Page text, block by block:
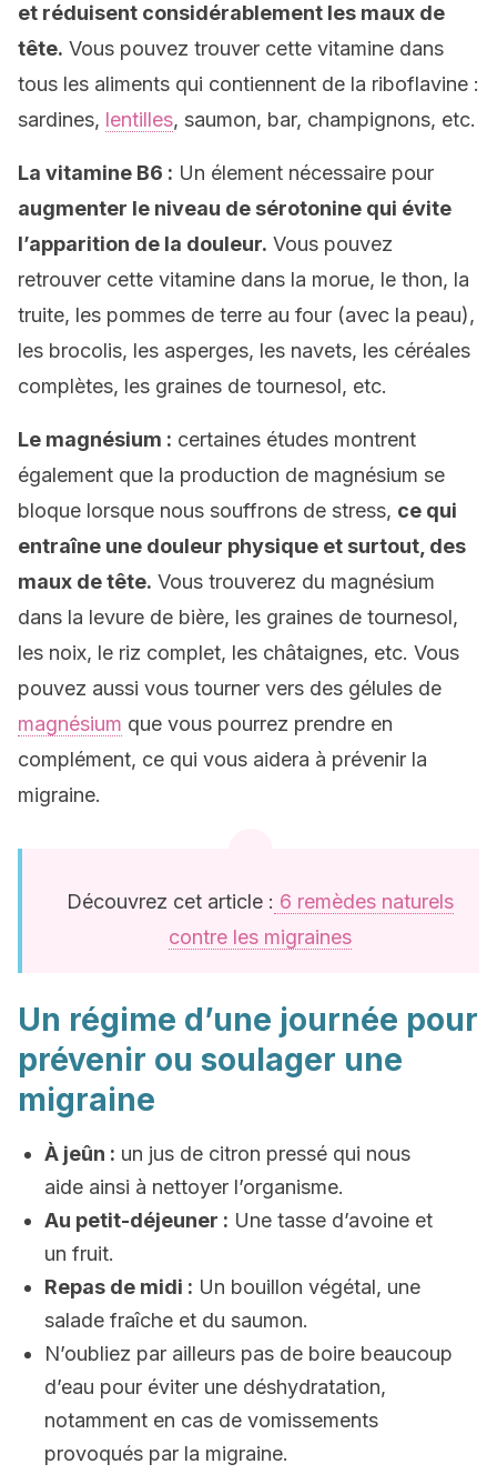
et réduisent considérablement les maux de
tête. Vous pouvez trouver cette vitamine dans
tous les aliments qui contiennent de la riboflavine :
sardines, lentilles, saumon, bar, champignons, etc.
La vitamine B6 : Un élement nécessaire pour
augmenter le niveau de sérotonine qui évite
l’apparition de la douleur. Vous pouvez
retrouver cette vitamine dans la morue, le thon, la
truite, les pommes de terre au four (avec la peau),
les brocolis, les asperges, les navets, les céréales
complètes, les graines de tournesol, etc.
Le magnésium : certaines études montrent
également que la production de magnésium se
bloque lorsque nous souffrons de stress, ce qui
entraîne une douleur physique et surtout, des
maux de tête. Vous trouverez du magnésium
dans la levure de bière, les graines de tournesol,
les noix, le riz complet, les châtaignes, etc. Vous
pouvez aussi vous tourner vers des gélules de
magnésium que vous pourrez prendre en
complément, ce qui vous aidera à prévenir la
migraine.
Découvrez cet article : 6 remèdes naturels
contre les migraines
Un régime d’une journée pour
prévenir ou soulager une
migraine
À jeûn : un jus de citron pressé qui nous
aide ainsi à nettoyer l’organisme.
Au petit-déjeuner : Une tasse d’avoine et
un fruit.
Repas de midi : Un bouillon végétal, une
salade fraîche et du saumon.
N’oubliez par ailleurs pas de boire beaucoup
d’eau pour éviter une déshydratation,
notamment en cas de vomissements
provoqués par la migraine.